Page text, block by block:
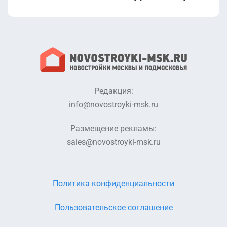
строительство
(Блок 2.1).pdf
эксплуатацию
(Блок 2.1).pdf
Редакция:
info@novostroyki-msk.ru
Размещение рекламы:
sales@novostroyki-msk.ru
Пользовательское соглашение
Политика конфиденциальности